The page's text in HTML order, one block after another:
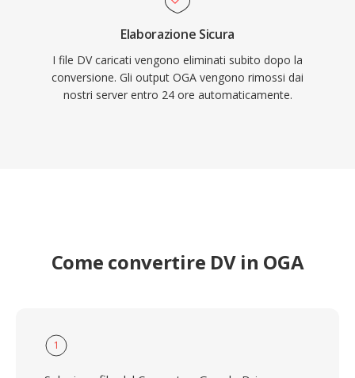
Elaborazione Sicura
I file DV caricati vengono eliminati subito dopo la
conversione. Gli output OGA vengono rimossi dai
nostri server entro 24 ore automaticamente.
Come convertire DV in OGA
1